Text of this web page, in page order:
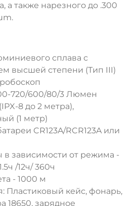
а также нарезного до .300
сплава с
высшей степени (Тип III)
720/600/80/3 Люмен
8 до 2 метра),
(1 метр)
CR123A/RCR123A или
в зависимости от режима -
/12ч/ 360ч
- 1000 м
Пластиковый кейс, фонарь,
18650, зарядное